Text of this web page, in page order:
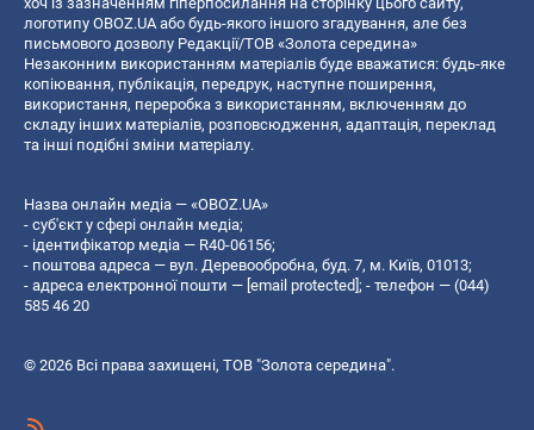
логотипу OBOZ.UA або будь-якого іншого згадування, але без
письмового дозволу Редакції/ТОВ «Золота середина»
Незаконним використанням матеріалів буде вважатися: будь-яке
копiювання, публiкацiя, передрук, наступне поширення,
використання, переробка з використанням, включенням до
складу інших матеріалів, розповсюдження, адаптація, переклад
та інші подібні зміни матеріалу.
Назва онлайн медіа — «OBOZ.UA»
- суб'єкт у сфері онлайн медіа;
- ідентифікатор медіа — R40-06156;
- поштова адреса — вул. Деревообробна, буд. 7, м. Київ, 01013;
- адреса електронної пошти — [email protected] ; - телефон — (044)
585 46 20
© 2026 Всі права захищені, ТОВ "Золота середина".